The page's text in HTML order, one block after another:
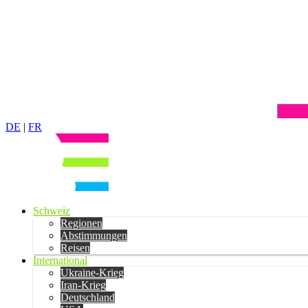
DE | FR
Schweiz
Regionen
Abstimmungen
Reisen
International
Ukraine-Krieg
Iran-Krieg
Deutschland